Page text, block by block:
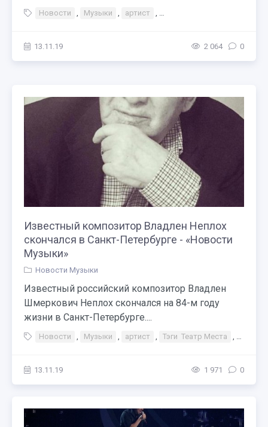
Новости , Музыки , артист , Тэги Концерт Группа
13.11.19 2 064 0
Известный композитор Владлен Неплох
скончался в Санкт-Петербурге - «Новости
Музыки»
Новости Музыки
Известный российский композитор Владлен
Шмеркович Неплох скончался на 84-м году
жизни в Санкт-Петербурге....
Новости , Музыки , артист , Тэги Театр Места , Санкт
13.11.19 1 971 0